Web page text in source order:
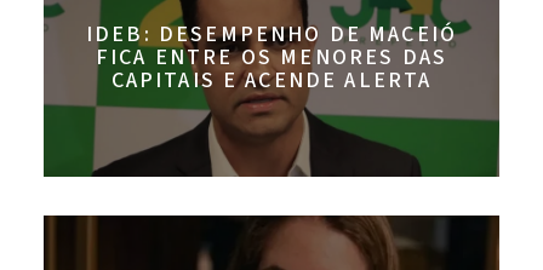
IDEB: DESEMPENHO DE MACEIÓ
FICA ENTRE OS MENORES DAS
CAPITAIS E ACENDE ALERTA